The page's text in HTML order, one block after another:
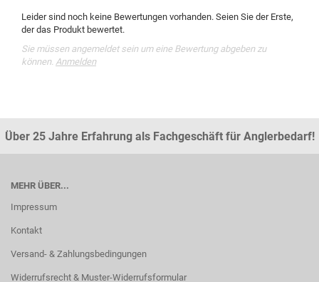
Leider sind noch keine Bewertungen vorhanden. Seien Sie der Erste,
der das Produkt bewertet.
Sie müssen angemeldet sein um eine Bewertung abgeben zu
können. Anmelden
Über 25 Jahre Erfahrung als Fachgeschäft für Anglerbedarf!
MEHR ÜBER...
Impressum
Kontakt
Versand- & Zahlungsbedingungen
Widerrufsrecht & Muster-Widerrufsformular